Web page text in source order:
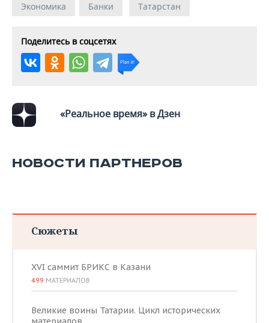
Экономика Банки Татарстан
Поделитесь в соцсетях
«Реальное время» в Дзен
НОВОСТИ ПАРТНЕРОВ
Сюжеты
XVI саммит БРИКС в Казани
499 МАТЕРИАЛОВ
Великие воины Татарии. Цикл исторических